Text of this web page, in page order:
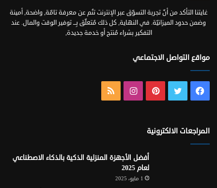
غايتنا التأكد من أنّ تجربة التسوّق عبر الإنترنت تنُم عن معرفة تامّة, واضحة, أمينة
وضمن حدود الميزانيّة. في النهاية, كل ذلك مُتعلّق بِـــ توفير الوقت والمال. عند
التفكير بشراء مُنتج أو خدمة جديدة,
مواقع التواصل الاجتماعي
فيسبوك تويتر بينتيريستانستقرام
المراجعات الالكترونية
أفضل الأجهزة المنزلية الذكية بالذكاء الاصطناعي
لعام 2025
1 مايو، 2025